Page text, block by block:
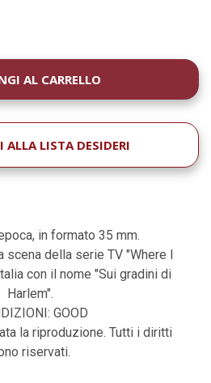
ALLA LISTA DESIDERI
in formato 35 mm.
scena della serie TV "Where I
con il nome "Sui gradini di
Harlem".
GOOD
la riproduzione. Tutti i diritti
riservati.